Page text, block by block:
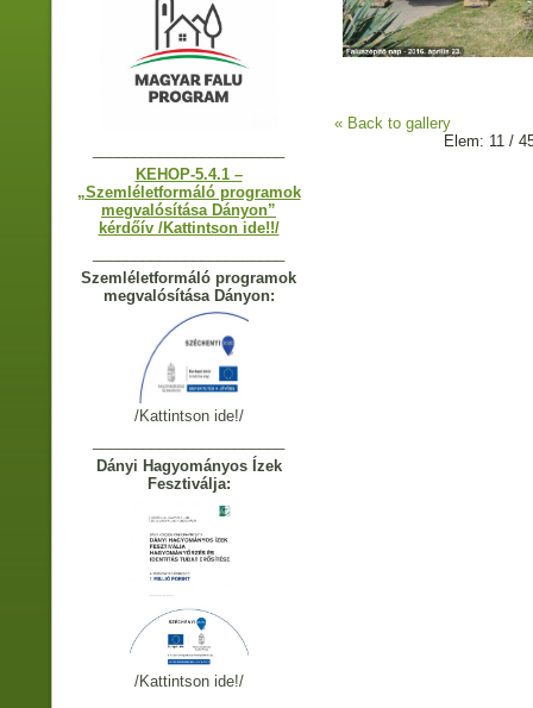
KEHOP-5.4.1 –
„Szemléletformáló programok
megvalósítása Dányon”
kérdőív /Kattintson ide!!/
Szemléletformáló programok
megvalósítása Dányon:
/Kattintson ide!/
Dányi Hagyományos Ízek
Fesztiválja:
/Kattintson ide!/
« Back to gallery
Elem: 11 /